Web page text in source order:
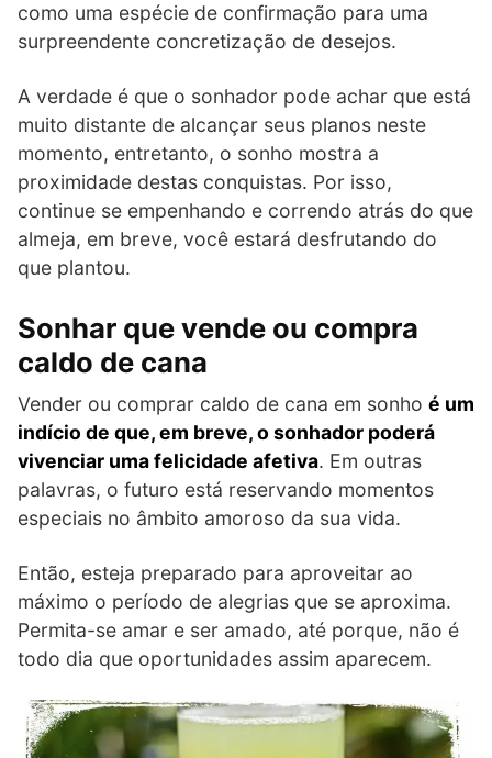
como uma espécie de confirmação para uma
surpreendente concretização de desejos.
A verdade é que o sonhador pode achar que está
muito distante de alcançar seus planos neste
momento, entretanto, o sonho mostra a
proximidade destas conquistas. Por isso,
continue se empenhando e correndo atrás do que
almeja, em breve, você estará desfrutando do
que plantou.
Sonhar que vende ou compra
caldo de cana
Vender ou comprar caldo de cana em sonho é um
indício de que, em breve, o sonhador poderá
vivenciar uma felicidade afetiva. Em outras
palavras, o futuro está reservando momentos
especiais no âmbito amoroso da sua vida.
Então, esteja preparado para aproveitar ao
máximo o período de alegrias que se aproxima.
Permita-se amar e ser amado, até porque, não é
todo dia que oportunidades assim aparecem.